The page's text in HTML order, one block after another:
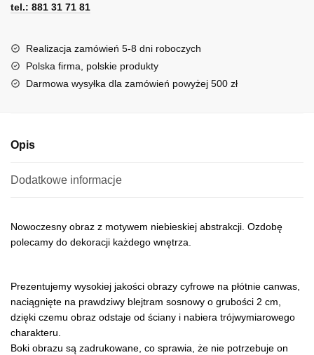
tel.: 881 31 71 81
Realizacja zamówień 5-8 dni roboczych
Polska firma, polskie produkty
Darmowa wysyłka dla zamówień powyżej 500 zł
Opis
Dodatkowe informacje
Nowoczesny obraz z motywem niebieskiej abstrakcji. Ozdobę
polecamy do dekoracji każdego wnętrza.
Prezentujemy wysokiej jakości obrazy cyfrowe na płótnie canwas,
naciągnięte na prawdziwy blejtram sosnowy o grubości 2 cm,
dzięki czemu obraz odstaje od ściany i nabiera trójwymiarowego
charakteru.
Boki obrazu są zadrukowane, co sprawia, że nie potrzebuje on